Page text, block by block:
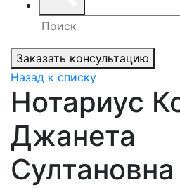
Заказать консультацию
Назад к списку
Нотариус
Джанета
Султановна